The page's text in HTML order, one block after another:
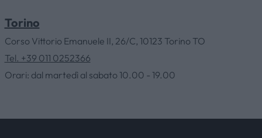
CONTATTI
NEWS & EVENTI
Torino
Corso Vittorio Emanuele II, 26/C, 10123 Torino TO
Tel. +39 011 0252366
Orari: dal martedì al sabato 10.00 - 19.00